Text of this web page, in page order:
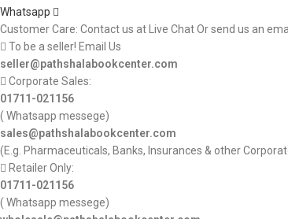
Whatsapp
Customer Care: Contact us at Live Chat Or send us an
To be a seller! Email Us
seller@pathshalabookcenter.com
Corporate Sales:
01711-021156
( Whatsapp messege)
sales@pathshalabookcenter.com
(E.g. Pharmaceuticals, Banks, Insurances & other
Retailer Only:
01711-021156
( Whatsapp messege)